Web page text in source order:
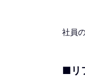
社員
■リ